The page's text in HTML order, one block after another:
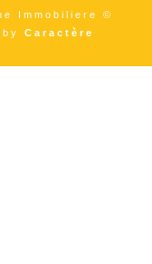
Immobiliere ©
by Caractère